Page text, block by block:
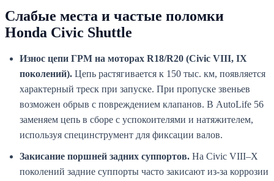
Слабые места и частые поломки
Honda Civic Shuttle
Износ цепи ГРМ на моторах R18/R20 (Civic VIII, IX
поколений). Цепь растягивается к 150 тыс. км, появляется
характерный треск при запуске. При пропуске звеньев
возможен обрыв с повреждением клапанов. В AutoLife 56
заменяем цепь в сборе с успокоителями и натяжителем,
используя специнструмент для фиксации валов.
Закисание поршней задних суппортов. На Civic VIII–X
поколений задние суппорты часто закисают из-за коррозии